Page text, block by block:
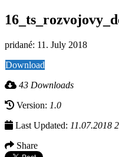
pridané: 11. July 2018
Download
43 Downloads
Version: 1.0
Last Updated: 11.07.2018
Share